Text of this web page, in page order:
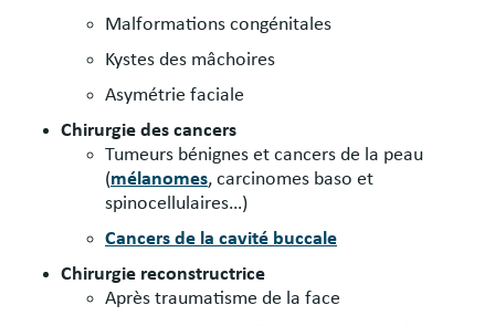
Malformations congénitales
Kystes des mâchoires
Asymétrie faciale
Chirurgie des cancers
Tumeurs bénignes et cancers de la peau
(mélanomes, carcinomes baso et
spinocellulaires…)
Cancers de la cavité buccale
Chirurgie reconstructrice
Après traumatisme de la face